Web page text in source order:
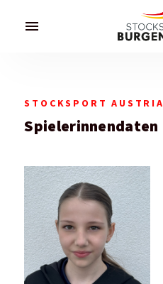
menu
STOCKSPORT AUSTRIA
Spielerinnendaten